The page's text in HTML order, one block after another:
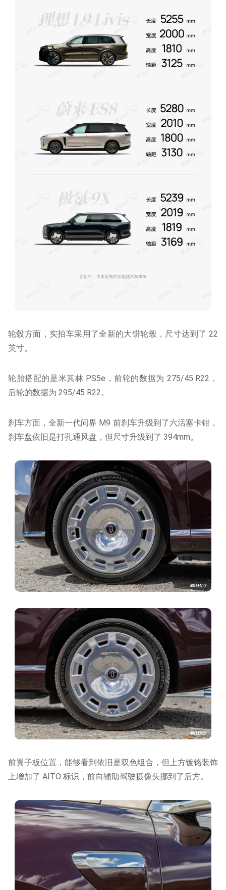
轮毂方面，实拍车采用了全新的大饼轮毂，尺寸达到了 22
英寸。
轮胎搭配的是米其林 PS5e，前轮的数据为 275/45 R22，
后轮的数据为 295/45 R22。
刹车方面，全新一代问界 M9 前刹车升级到了六活塞卡钳，
刹车盘依旧是打孔通风盘，但尺寸升级到了 394mm。
前翼子板位置，能够看到依旧是双色组合，但上方镀铬装饰
上增加了 AITO 标识，前向辅助驾驶摄像头挪到了后方。